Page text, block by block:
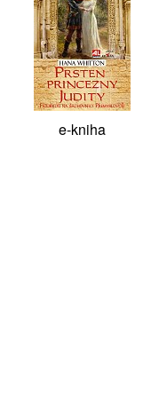
e-kniha